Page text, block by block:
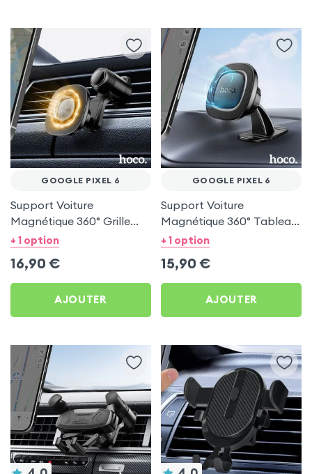
GOOGLE PIXEL 6
Support Voiture
Magnétique 360° Grille
d'aération Hoco pour
+ 1 option
16,90 €
AJOUTER
GOOGLE PIXEL 6
Support Voiture
Magnétique 360° Tableau
de bord Hoco pour
+ 1 option
15,90 €
AJOUTER